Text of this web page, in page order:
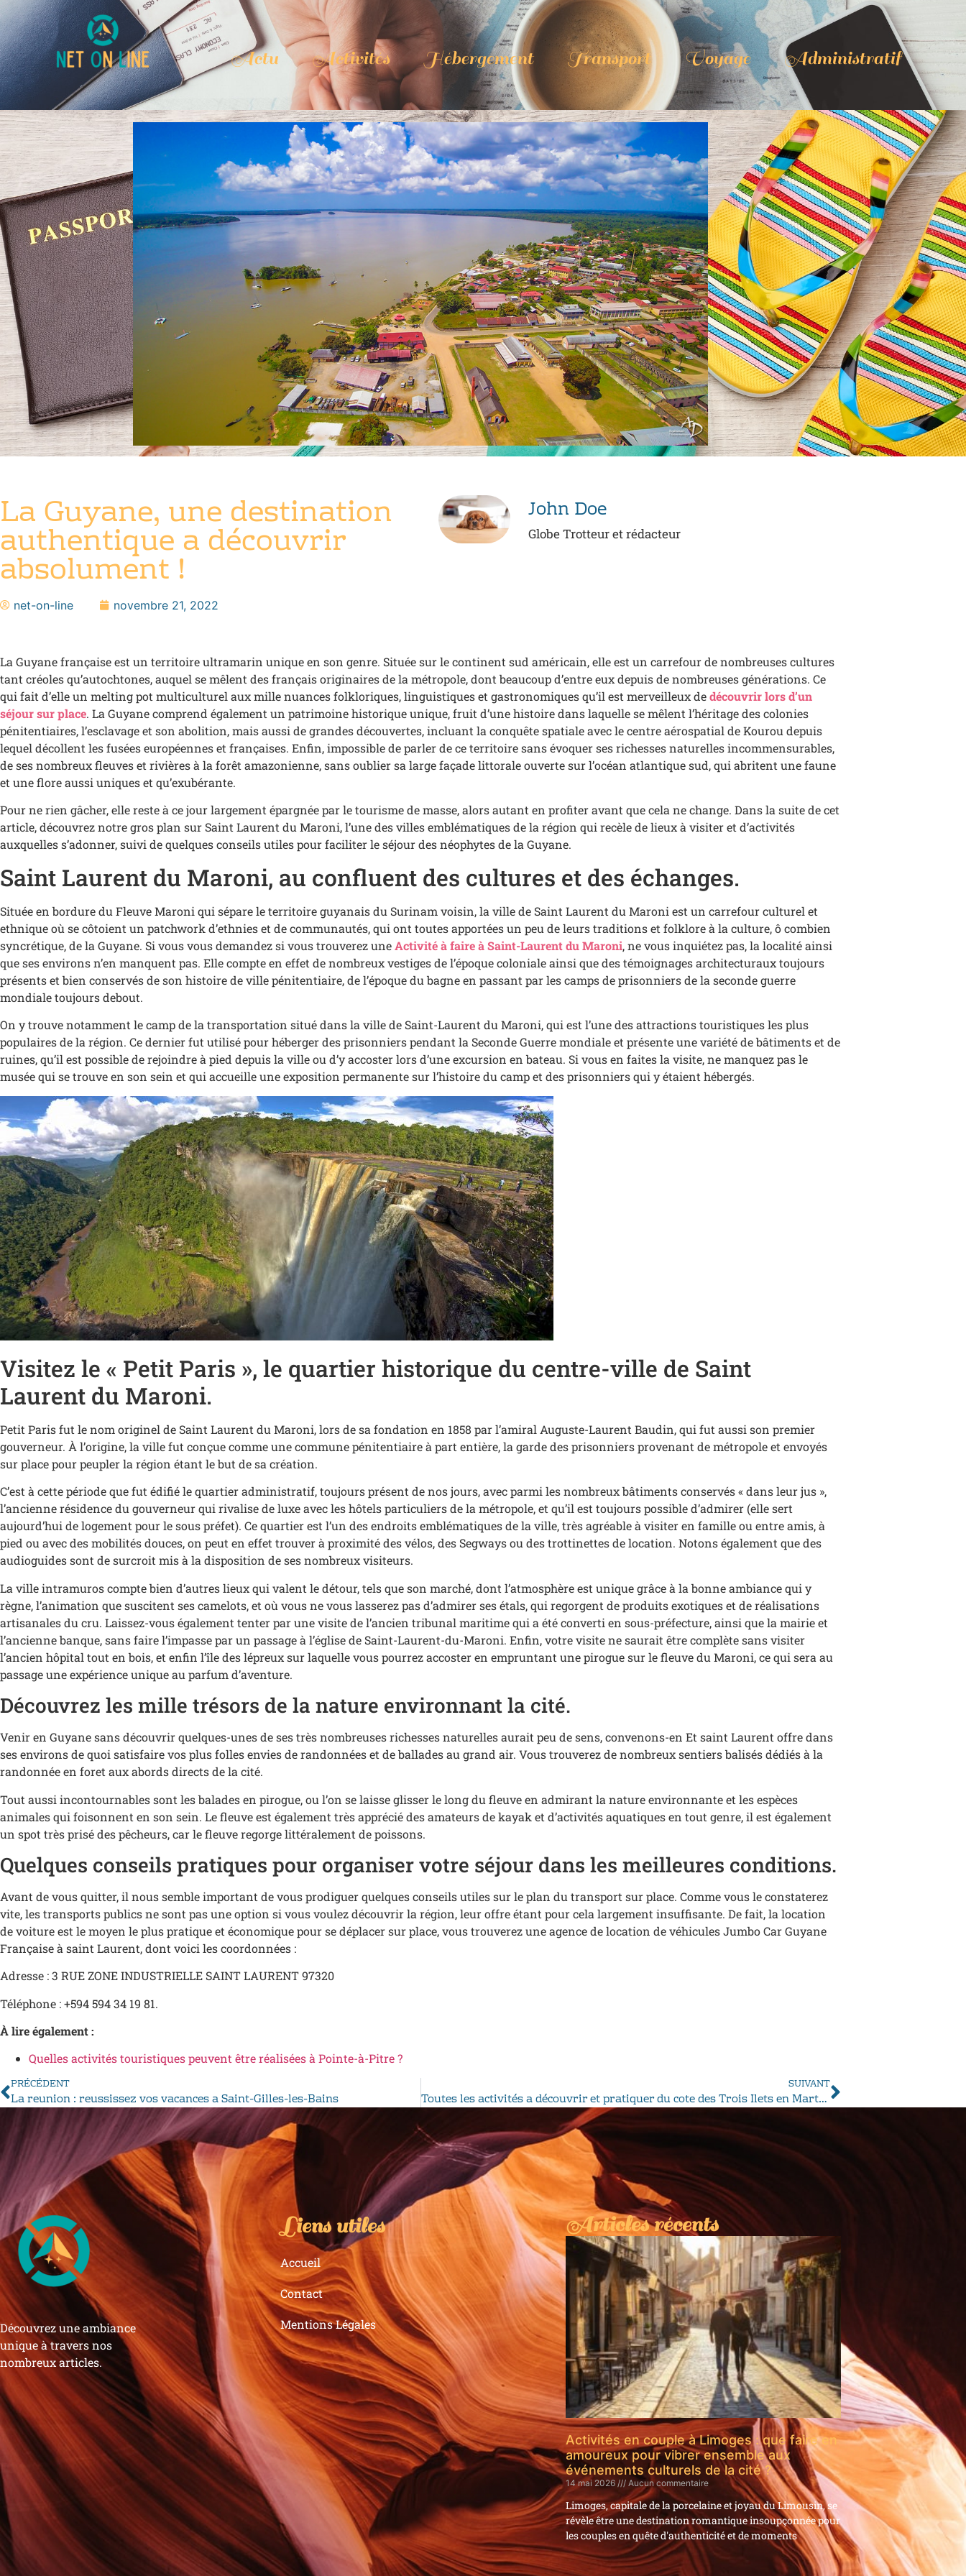
Actu Activités Hébergement Transport Voyage Administratif
La Guyane, une destination
authentique a découvrir
absolument !
net-on-line novembre 21, 2022
John Doe
Globe Trotteur et rédacteur
La Guyane française est un territoire ultramarin unique en son genre. Située sur le continent sud américain, elle est un carrefour de nombreuses cultures
tant créoles qu’autochtones, auquel se mêlent des français originaires de la métropole, dont beaucoup d’entre eux depuis de nombreuses générations. Ce
qui fait d’elle un melting pot multiculturel aux mille nuances folkloriques, linguistiques et gastronomiques qu’il est merveilleux dedécouvrir lors d’un
séjour sur place. La Guyane comprend également un patrimoine historique unique, fruit d’une histoire dans laquelle se mêlent l’héritage des colonies
pénitentiaires, l’esclavage et son abolition, mais aussi de grandes découvertes, incluant la conquête spatiale avec le centre aérospatial de Kourou depuis
lequel décollent les fusées européennes et françaises. Enfin, impossible de parler de ce territoire sans évoquer ses richesses naturelles incommensurables,
de ses nombreux fleuves et rivières à la forêt amazonienne, sans oublier sa large façade littorale ouverte sur l’océan atlantique sud, qui abritent une faune
et une flore aussi uniques et qu’exubérante.
Pour ne rien gâcher, elle reste à ce jour largement épargnée par le tourisme de masse, alors autant en profiter avant que cela ne change. Dans la suite de cet
article, découvrez notre gros plan sur Saint Laurent du Maroni, l’une des villes emblématiques de la région qui recèle de lieux à visiter et d’activités
auxquelles s’adonner, suivi de quelques conseils utiles pour faciliter le séjour des néophytes de la Guyane.
Saint Laurent du Maroni, au confluent des cultures et des échanges.
Située en bordure du Fleuve Maroni qui sépare le territoire guyanais du Surinam voisin, la ville de Saint Laurent du Maroni est un carrefour culturel et
ethnique où se côtoient un patchwork d’ethnies et de communautés, qui ont toutes apportées un peu de leurs traditions et folklore à la culture, ô combien
syncrétique, de la Guyane. Si vous vous demandez si vous trouverez uneActivité à faire à Saint-Laurent du Maroni, ne vous inquiétez pas, la localité ainsi
que ses environs n’en manquent pas. Elle compte en effet de nombreux vestiges de l’époque coloniale ainsi que des témoignages architecturaux toujours
présents et bien conservés de son histoire de ville pénitentiaire, de l’époque du bagne en passant par les camps de prisonniers de la seconde guerre
mondiale toujours debout.
On y trouve notamment le camp de la transportation situé dans la ville de Saint-Laurent du Maroni, qui est l’une des attractions touristiques les plus
populaires de la région. Ce dernier fut utilisé pour héberger des prisonniers pendant la Seconde Guerre mondiale et présente une variété de bâtiments et de
ruines, qu’il est possible de rejoindre à pied depuis la ville ou d’y accoster lors d’une excursion en bateau. Si vous en faites la visite, ne manquez pas le
musée qui se trouve en son sein et qui accueille une exposition permanente sur l’histoire du camp et des prisonniers qui y étaient hébergés.
Visitez le « Petit Paris », le quartier historique du centre-ville de Saint
Laurent du Maroni.
Petit Paris fut le nom originel de Saint Laurent du Maroni, lors de sa fondation en 1858 par l’amiral Auguste-Laurent Baudin, qui fut aussi son premier
gouverneur. À l’origine, la ville fut conçue comme une commune pénitentiaire à part entière, la garde des prisonniers provenant de métropole et envoyés
sur place pour peupler la région étant le but de sa création.
C’est à cette période que fut édifié le quartier administratif, toujours présent de nos jours, avec parmi les nombreux bâtiments conservés « dans leur jus »,
l’ancienne résidence du gouverneur qui rivalise de luxe avec les hôtels particuliers de la métropole, et qu’il est toujours possible d’admirer (elle sert
aujourd’hui de logement pour le sous préfet). Ce quartier est l’un des endroits emblématiques de la ville, très agréable à visiter en famille ou entre amis, à
pied ou avec des mobilités douces, on peut en effet trouver à proximité des vélos, des Segways ou des trottinettes de location. Notons également que des
audioguides sont de surcroit mis à la disposition de ses nombreux visiteurs.
La ville intramuros compte bien d’autres lieux qui valent le détour, tels que son marché, dont l’atmosphère est unique grâce à la bonne ambiance qui y
règne, l’animation que suscitent ses camelots, et où vous ne vous lasserez pas d’admirer ses étals, qui regorgent de produits exotiques et de réalisations
artisanales du cru. Laissez-vous également tenter par une visite de l’ancien tribunal maritime qui a été converti en sous-préfecture, ainsi que la mairie et
l’ancienne banque, sans faire l’impasse par un passage à l’église de Saint-Laurent-du-Maroni. Enfin, votre visite ne saurait être complète sans visiter
l’ancien hôpital tout en bois, et enfin l’île des lépreux sur laquelle vous pourrez accoster en empruntant une pirogue sur le fleuve du Maroni, ce qui sera au
passage une expérience unique au parfum d’aventure.
Découvrez les mille trésors de la nature environnant la cité.
Venir en Guyane sans découvrir quelques-unes de ses très nombreuses richesses naturelles aurait peu de sens, convenons-en Et saint Laurent offre dans
ses environs de quoi satisfaire vos plus folles envies de randonnées et de ballades au grand air. Vous trouverez de nombreux sentiers balisés dédiés à la
randonnée en foret aux abords directs de la cité.
Tout aussi incontournables sont les balades en pirogue, ou l’on se laisse glisser le long du fleuve en admirant la nature environnante et les espèces
animales qui foisonnent en son sein. Le fleuve est également très apprécié des amateurs de kayak et d’activités aquatiques en tout genre, il est également
un spot très prisé des pêcheurs, car le fleuve regorge littéralement de poissons.
Quelques conseils pratiques pour organiser votre séjour dans les meilleures conditions.
Avant de vous quitter, il nous semble important de vous prodiguer quelques conseils utiles sur le plan du transport sur place. Comme vous le constaterez
vite, les transports publics ne sont pas une option si vous voulez découvrir la région, leur offre étant pour cela largement insuffisante. De fait, la location
de voiture est le moyen le plus pratique et économique pour se déplacer sur place, vous trouverez une agence de location de véhicules Jumbo Car Guyane
Française à saint Laurent, dont voici les coordonnées :
Adresse : 3 RUE ZONE INDUSTRIELLE SAINT LAURENT 97320
Téléphone : +594 594 34 19 81.
À lire également :
Quelles activités touristiques peuvent être réalisées à Pointe-à-Pitre ?
PRÉCÉDENT
La reunion : reussissez vos vacances a Saint-Gilles-les-Bains
SUIVANT
Toutes les activités a découvrir et pratiquer du cote des Trois Ilets en Martinique
Découvrez une ambiance
unique à travers nos
nombreux articles.
Liens utiles
Accueil
Contact
Mentions Légales
Articles récents
Activités en couple à Limoges : que faire en
amoureux pour vibrer ensemble aux
événements culturels de la cité ?
14 mai 2026 Aucun commentaire
Limoges, capitale de la porcelaine et joyau du Limousin, se
révèle être une destination romantique insoupçonnée pour
les couples en quête d'authenticité et de moments